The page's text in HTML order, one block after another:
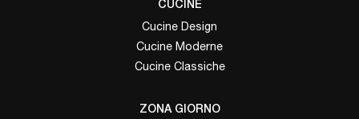
CUCINE
Cucine Design
Cucine Moderne
Cucine Classiche
ZONA GIORNO